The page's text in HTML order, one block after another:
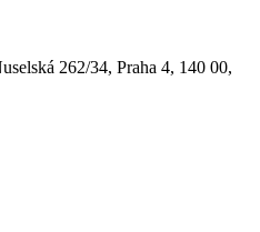
262/34, Praha 4, 140 00,